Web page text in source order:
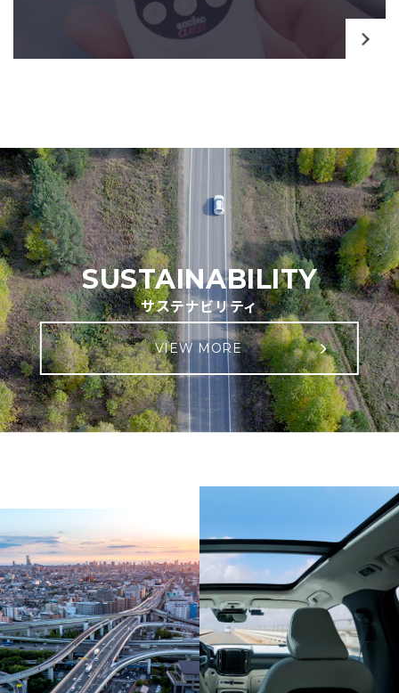
SUSTAINABILITY
サステナビリティ
VIEW MORE